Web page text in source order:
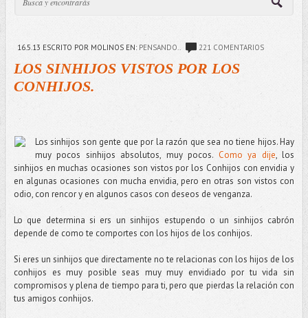
16.5.13 ESCRITO POR MOLINOS EN: PENSANDO.. 221 COMENTARIOS
LOS SINHIJOS VISTOS POR LOS
CONHIJOS.
Los sinhijos son gente que por la razón que sea no tiene hijos. Hay
muy pocos sinhijos absolutos, muy pocos. Como ya dije, los
sinhijos en muchas ocasiones son vistos por los Conhijos con envidia y
en algunas ocasiones con mucha envidia, pero en otras son vistos con
odio, con rencor y en algunos casos con deseos de venganza.
Lo que determina si ers un sinhijos estupendo o un sinhijos cabrón
depende de como te comportes con los hijos de los conhijos.
Si eres un sinhijos que directamente no te relacionas con los hijos de los
conhijos es muy posible seas muy muy envidiado por tu vida sin
compromisos y plena de tiempo para ti, pero que pierdas la relación con
tus amigos conhijos.